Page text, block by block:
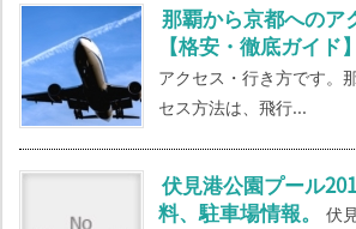
那覇から京都へのア
【格安・徹底ガイド】
アクセス・行き方です。
セス方法は、飛行...
伏見港公園プール
料、駐車場情報。
伏